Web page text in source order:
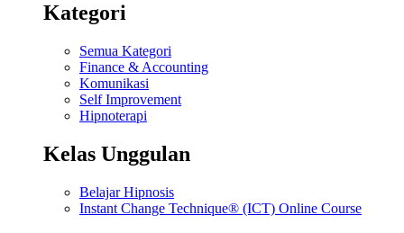
Kategori
Semua Kategori
Finance & Accounting
Komunikasi
Self Improvement
Hipnoterapi
Kelas Unggulan
Belajar Hipnosis
Instant Change Technique® (ICT) Online Course